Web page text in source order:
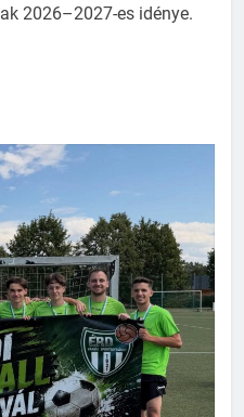
2026–2027-es idénye.